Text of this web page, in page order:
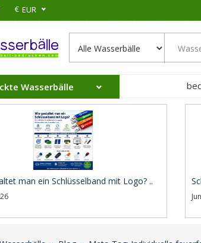
€ EUR
Wasserbälle
man ein Schlüsselband mit Logo? ..